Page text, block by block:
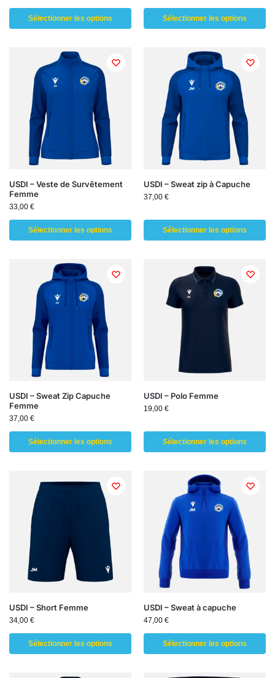
Sélectionner les options Sélectionner les options
USDI – Veste de Survêtement
Femme
33,00 €
Sélectionner les options
USDI – Sweat zip à Capuche
37,00 €
Sélectionner les options
USDI – Sweat Zip Capuche
Femme
37,00 €
Sélectionner les options
USDI – Polo Femme
19,00 €
Sélectionner les options
USDI – Short Femme
34,00 €
Sélectionner les options
USDI – Sweat à capuche
47,00 €
Sélectionner les options